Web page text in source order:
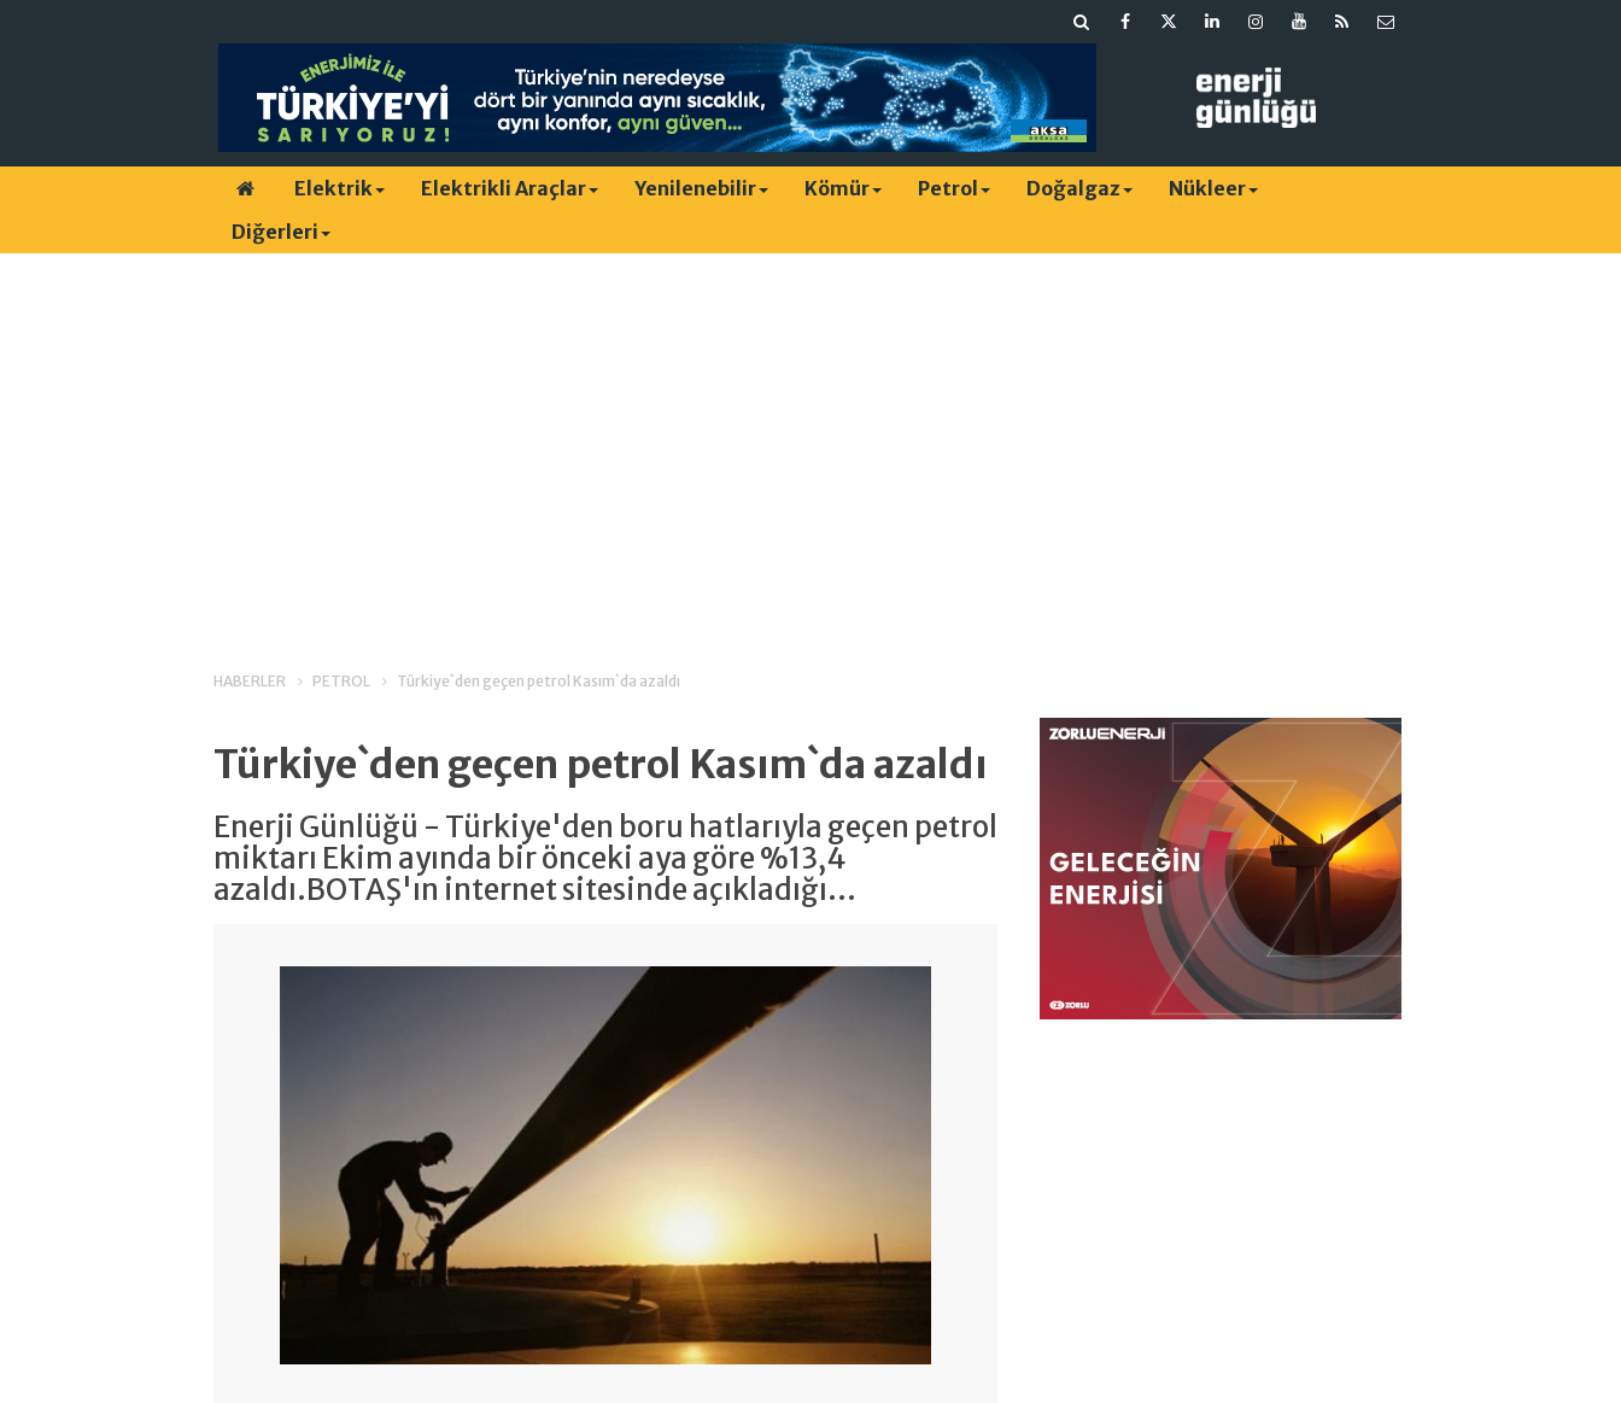
Elektrik Elektrikli Araçlar Yenilenebilir Kömür Petrol Doğalgaz
Nükleer
Diğerleri
HABERLER PETROL Türkiye`den geçen petrol Kasım`da azaldı
Türkiye`den geçen petrol Kasım`da azaldı
Enerji Günlüğü - Türkiye'den boru hatlarıyla geçen petrol
miktarı Ekim ayında bir önceki aya göre %13,4
azaldı.BOTAŞ'ın internet sitesinde açıkladığı...